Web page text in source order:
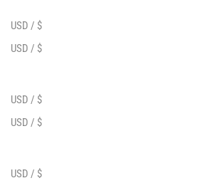
USD / $
USD / $
USD / $
USD / $
USD / $